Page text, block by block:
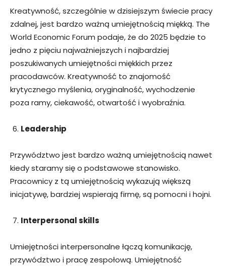
Kreatywność, szczególnie w dzisiejszym świecie pracy
zdalnej, jest bardzo ważną umiejętnością miękką. The
World Economic Forum podaje, że do 2025 będzie to
jedno z pięciu najważniejszych i najbardziej
poszukiwanych umiejętności miękkich przez
pracodawców. Kreatywność to znajomość
krytycznego myślenia, oryginalność, wychodzenie
poza ramy, ciekawość, otwartość i wyobraźnia.
Leadership
Przywództwo jest bardzo ważną umiejętnością nawet
kiedy staramy się o podstawowe stanowisko.
Pracownicy z tą umiejętnością wykazują większą
inicjatywę, bardziej wspierają firmę, są pomocni i hojni.
Interpersonal skills
Umiejętności interpersonalne łączą komunikację,
przywództwo i pracę zespołową. Umiejętność